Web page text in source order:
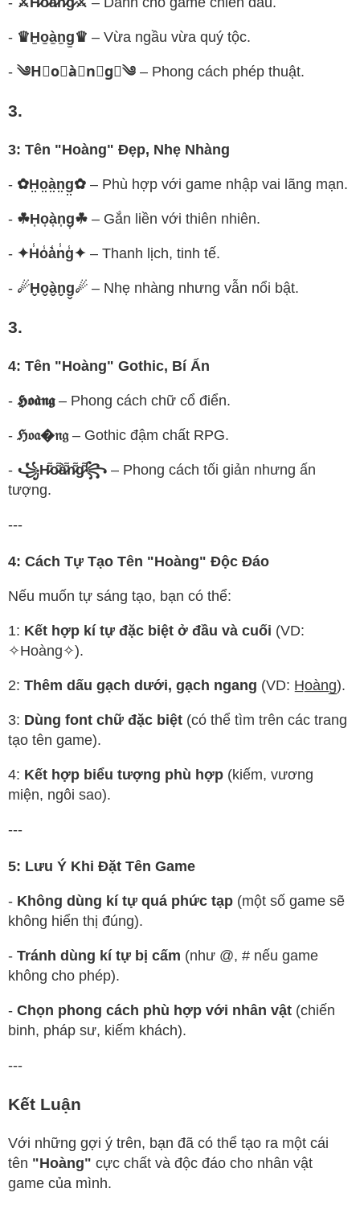
- ♛H̫o̫à̫n̫g̫♛ – Vừa ngầu vừa quý tộc.
- ༄H⃟o⃟à⃟n⃟g⃟༄ – Phong cách phép thuật.
3.
3: Tên "Hoàng" Đẹp, Nhẹ Nhàng
- ✿H̤o̤à̤n̤g̤✿ – Phù hợp với game nhập vai lãng mạn.
- ☘H͎o͎à͎n͎g͎☘ – Gắn liền với thiên nhiên.
- ✦H̾o̾à̾n̾g̾✦ – Thanh lịch, tinh tế.
- ☄H̬o̬à̬n̬g̬☄ – Nhẹ nhàng nhưng vẫn nổi bật.
3.
4: Tên "Hoàng" Gothic, Bí Ẩn
- 𝕳𝖔𝖆̀𝖓𝖌– Phong cách chữ cổ điển.
- ℌ𝔬𝔞�𝔫𝔤– Gothic đậm chất RPG.
- ꧁H̷͌o̷͌à̷͌n̷͌g̷͌꧂ – Phong cách tối giản nhưng ấn
tượng.
---
4: Cách Tự Tạo Tên "Hoàng" Độc Đáo
Nếu muốn tự sáng tạo, bạn có thể:
1: Kết hợp kí tự đặc biệt ở đầu và cuối (VD:
✧Hoàng✧).
2: Thêm dấu gạch dưới, gạch ngang (VD: H̲o̲à̲n̲g̲).
3: Dùng font chữ đặc biệt (có thể tìm trên các trang
tạo tên game).
4: Kết hợp biểu tượng phù hợp (kiếm, vương
miện, ngôi sao).
---
5: Lưu Ý Khi Đặt Tên Game
- Không dùng kí tự quá phức tạp (một số game sẽ
không hiển thị đúng).
- Tránh dùng kí tự bị cấm (như @, # nếu game
không cho phép).
- Chọn phong cách phù hợp với nhân vật (chiến
binh, pháp sư, kiếm khách).
---
Kết Luận
Với những gợi ý trên, bạn đã có thể tạo ra một cái
tên "Hoàng" cực chất và độc đáo cho nhân vật
game của mình.